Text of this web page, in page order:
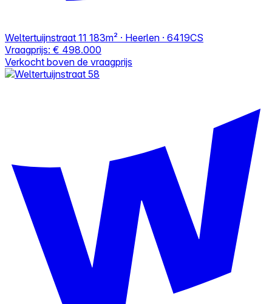
Weltertuijnstraat 11 183m² · Heerlen · 6419CS
Vraagprijs: € 498.000
Verkocht boven de vraagprijs